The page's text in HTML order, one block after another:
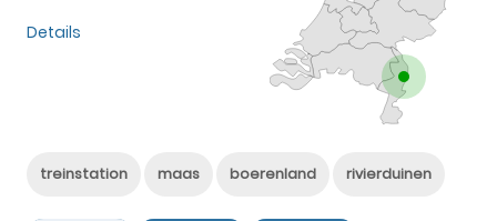
Details
treinstation maas boerenland rivierduinen